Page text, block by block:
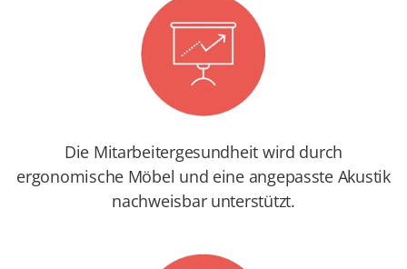
Die Mitarbeitergesundheit wird durch
ergonomische Möbel und eine angepasste Akustik
nachweisbar unterstützt.